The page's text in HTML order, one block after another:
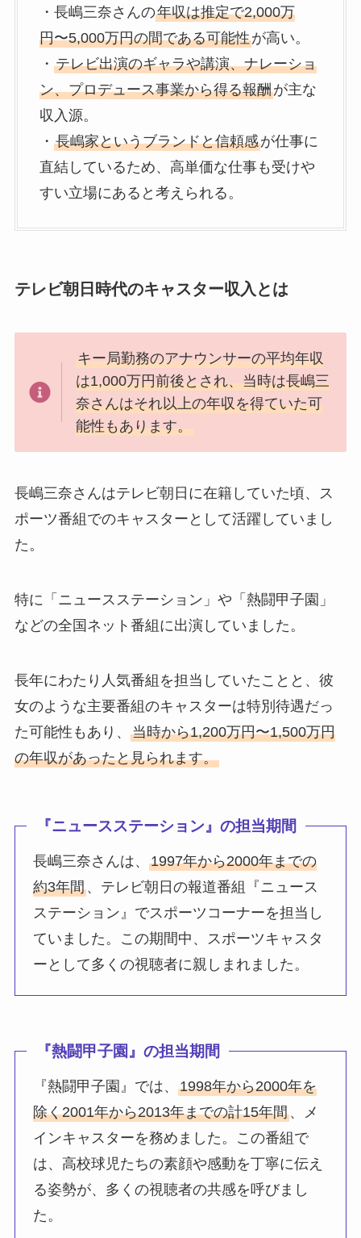
・長嶋三奈さんの年収は推定で2,000万
円〜5,000万円の間である可能性が高い。
・ テレビ出演のギャラや講演、ナレーショ
ン、プロデュース事業から得る報酬が主な
収入源。
・ 長嶋家というブランドと信頼感が仕事に
直結しているため、高単価な仕事も受けや
すい立場にあると考えられる。
テレビ朝日時代のキャスター収入とは
キー局勤務のアナウンサーの平均年収
は1,000万円前後とされ、当時は長嶋三
奈さんはそれ以上の年収を得ていた可
能性もあります。
長嶋三奈さんはテレビ朝日に在籍していた頃、ス
ポーツ番組でのキャスターとして活躍していまし
た。
特に「ニュースステーション」や「熱闘甲子園」
などの全国ネット番組に出演していました。
長年にわたり人気番組を担当していたことと、彼
女のような主要番組のキャスターは特別待遇だっ
た可能性もあり、 当時から1,200万円〜1,500万円
の年収があったと見られます。
『ニュースステーション』の担当期間
長嶋三奈さんは、1997年から2000年までの
約3年間、テレビ朝日の報道番組『ニュース
ステーション』でスポーツコーナーを担当し
ていました。この期間中、スポーツキャスタ
ーとして多くの視聴者に親しまれました。
『熱闘甲子園』の担当期間
『熱闘甲子園』では、1998年から2000年を
除く2001年から2013年までの計15年間、メ
インキャスターを務めました。この番組で
は、高校球児たちの素顔や感動を丁寧に伝え
る姿勢が、多くの視聴者の共感を呼びまし
た。